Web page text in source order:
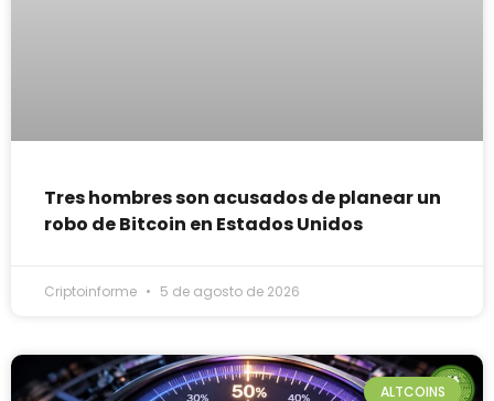
Tres hombres son acusados de planear un
robo de Bitcoin en Estados Unidos
Criptoinforme 5 de agosto de 2026
ALTCOINS